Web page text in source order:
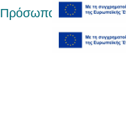
Πρόσωπο Καθαρισμός